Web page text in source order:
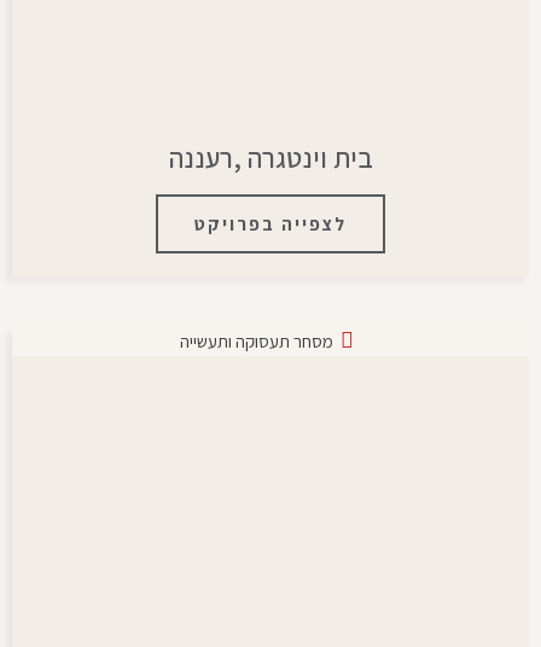
בית וינטגרה ,רעננה
לצפייה בפרויקט
מסחר תעסוקה ותעשייה